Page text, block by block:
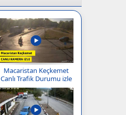
Macaristan Keçkemet
Canlı Trafik Durumu izle